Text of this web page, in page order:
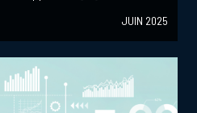
JUIN 2025